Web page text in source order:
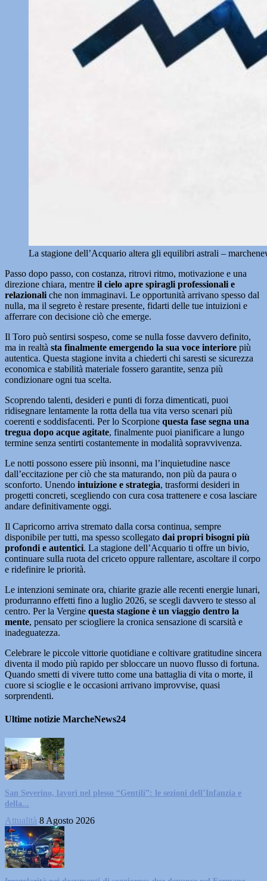
La stagione dell’Acquario altera gli equilibri astrali –
Passo dopo passo, con costanza, ritrovi ritmo, motivazione e una
direzione chiara, mentre il cielo apre spiragli professionali e
relazionali che non immaginavi. Le opportunità arrivano spesso dal
nulla, ma il segreto è restare presente, fidarti delle tue intuizioni e
afferrare con decisione ciò che emerge.
Il Toro può sentirsi sospeso, come se nulla fosse davvero definito,
ma in realtà sta finalmente emergendo la sua voce interiore più
autentica. Questa stagione invita a chiederti chi saresti se sicurezza
economica e stabilità materiale fossero garantite, senza più
condizionare ogni tua scelta.
Scoprendo talenti, desideri e punti di forza dimenticati, puoi
ridisegnare lentamente la rotta della tua vita verso scenari più
coerenti e soddisfacenti. Per lo Scorpione questa fase segna una
tregua dopo acque agitate, finalmente puoi pianificare a lungo
termine senza sentirti costantemente in modalità sopravvivenza.
Le notti possono essere più insonni, ma l’inquietudine nasce
dall’eccitazione per ciò che sta maturando, non più da paura o
sconforto. Unendo intuizione e strategia, trasformi desideri in
progetti concreti, scegliendo con cura cosa trattenere e cosa lasciare
andare definitivamente oggi.
Il Capricorno arriva stremato dalla corsa continua, sempre
disponibile per tutti, ma spesso scollegato dai propri bisogni più
profondi e autentici. La stagione dell’Acquario ti offre un bivio,
continuare sulla ruota del criceto oppure rallentare, ascoltare il corpo
e ridefinire le priorità.
Le intenzioni seminate ora, chiarite grazie alle recenti energie lunari,
produrranno effetti fino a luglio 2026, se scegli davvero te stesso al
centro. Per la Vergine questa stagione è un viaggio dentro la
mente, pensato per sciogliere la cronica sensazione di scarsità e
inadeguatezza.
Celebrare le piccole vittorie quotidiane e coltivare gratitudine sincera
diventa il modo più rapido per sbloccare un nuovo flusso di fortuna.
Quando smetti di vivere tutto come una battaglia di vita o morte, il
cuore si scioglie e le occasioni arrivano improvvise, quasi
sorprendenti.
Ultime notizie MarcheNews24
San Severino, lavori nel plesso “Gentili”: le sezioni dell’Infanzia e
della...
Attualità 8 Agosto 2026